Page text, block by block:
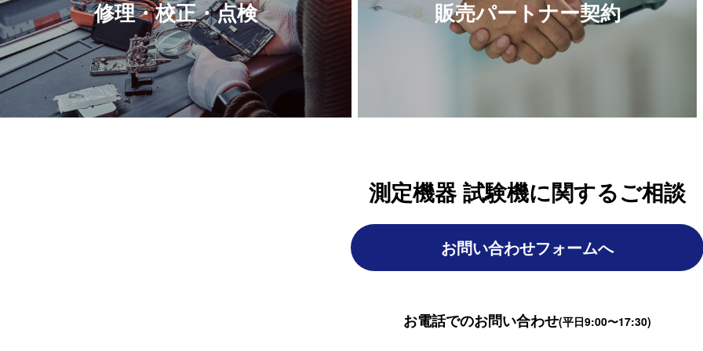
修理・校正・点検 販売パートナー契約
測定機器 試験機に関するご相談
お問い合わせフォームへ
お電話でのお問い合わせ(平日9:00〜17:30)